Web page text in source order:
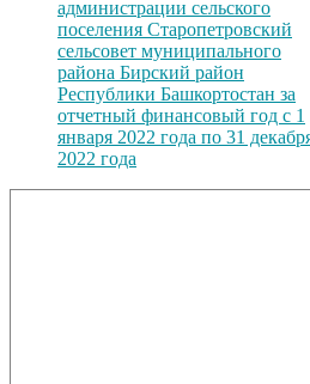
администрации сельского
поселения Старопетровский
сельсовет муниципального
района Бирский район
Республики Башкортостан за
отчетный финансовый год с 1
января 2022 года по 31
2022 года